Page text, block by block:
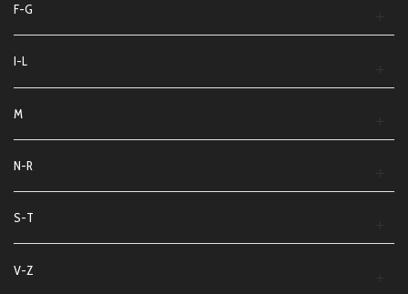
F-G
I-L
M
N-R
S-T
V-Z